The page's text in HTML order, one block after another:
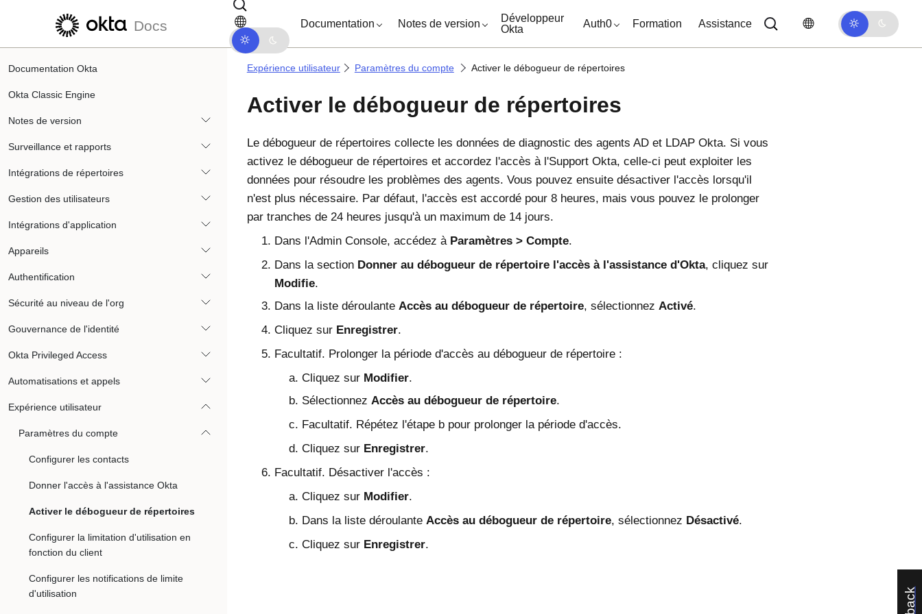
Passer au contenu principal Passer à la navigation dans les documents
Docs Documentation Notes de version
Développeur
Okta
Auth0 Formation Assistance
Documentation Okta
Okta Classic Engine
Notes de version
Surveillance et rapports
Intégrations de répertoires
Gestion des utilisateurs
Intégrations d'application
Appareils
Authentification
Sécurité au niveau de l'org
Gouvernance de l'identité
Okta Privileged Access
Automatisations et appels
Expérience utilisateur
Paramètres du compte
Configurer les contacts
Donner l'accès à l'assistance Okta
Activer le débogueur de répertoires
Configurer la limitation d'utilisation en
fonction du client
Configurer les notifications de limite
d'utilisation
Expérience utilisateur Paramètres du compte Activer le débogueur de répertoires
Activer le débogueur de répertoires
Le débogueur de répertoires collecte les données de diagnostic des agents AD et LDAP Okta. Si vous
activez le débogueur de répertoires et accordez l'accès à l'Support Okta, celle-ci peut exploiter les
données pour résoudre les problèmes des agents. Vous pouvez ensuite désactiver l'accès lorsqu'il
n'est plus nécessaire. Par défaut, l'accès est accordé pour 8 heures, mais vous pouvez le prolonger
par tranches de 24 heures jusqu'à un maximum de 14 jours.
Dans l'Admin Console, accédez à Paramètres Compte.
Dans la section Donner au débogueur de répertoire l'accès à l'assistance d'Okta, cliquez sur
Modifie.
Dans la liste déroulante Accès au débogueur de répertoire, sélectionnez Activé.
Cliquez sur Enregistrer.
Facultatif. Prolonger la période d'accès au débogueur de répertoire :
Cliquez sur Modifier.
Sélectionnez Accès au débogueur de répertoire.
Facultatif. Répétez l'étape b pour prolonger la période d'accès.
Cliquez sur Enregistrer.
Facultatif. Désactiver l'accès :
Cliquez sur Modifier.
Dans la liste déroulante Accès au débogueur de répertoire, sélectionnez Désactivé.
Cliquez sur Enregistrer.